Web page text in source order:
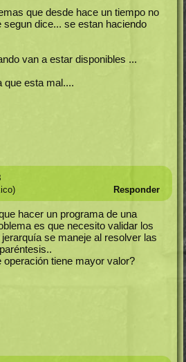
que desde hace un tiempo no
dice... se estan haciendo
van a estar disponibles ...
que esta mal....
Responder
hacer un programa de una
es que necesito validar los
se maneje al resolver las
operación tiene mayor valor?